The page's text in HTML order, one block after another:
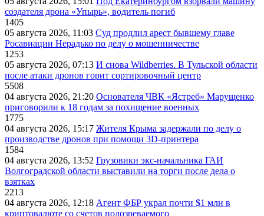
создателя дрона «Упырь», водитель погиб
1405
05 августа 2026, 11:03 Суд продлил арест бывшему главе
Росавиации Нерадько по делу о мошенничестве
1253
05 августа 2026, 07:13 И снова Wildberries. В Тульской области
после атаки дронов горит сортировочный центр
5508
04 августа 2026, 21:20 Основателя ЧВК «Ястреб» Марущенко
приговорили к 18 годам за похищение военных
1775
04 августа 2026, 15:17 Жителя Крыма задержали по делу о
производстве дронов при помощи 3D‑принтера
1584
04 августа 2026, 13:52 Грузовики экс-начальника ГАИ
Волгоградской области выставили на торги после дела о
взятках
2213
04 августа 2026, 12:18 Агент ФБР украл почти $1 млн в
криптовалюте со счетов подозреваемого